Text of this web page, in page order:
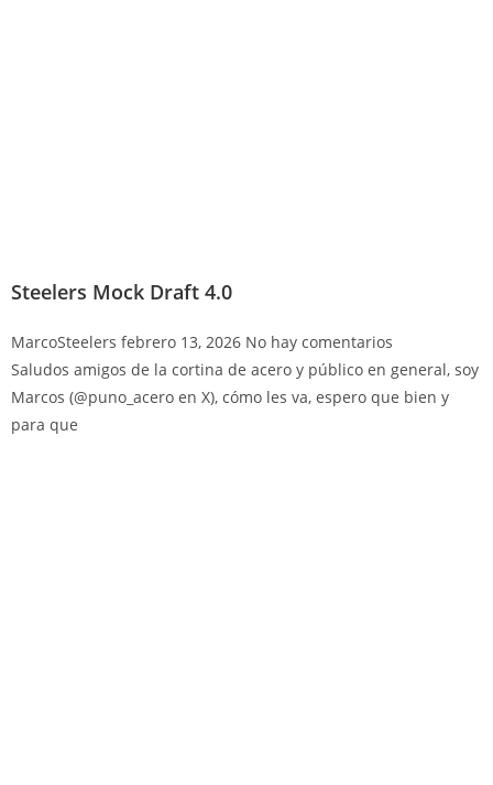
Steelers Mock Draft 4.0
MarcoSteelers febrero 13, 2026 No hay comentarios
Saludos amigos de la cortina de acero y público en general, soy
Marcos (@puno_acero en X), cómo les va, espero que bien y
para que